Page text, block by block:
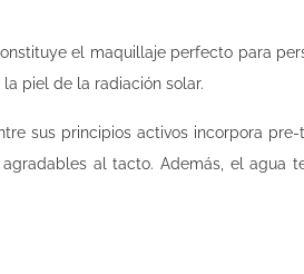
el maquillaje perfecto para
piel de la radiación solar.
sus principios activos incorpora
al tacto. Además, el agua